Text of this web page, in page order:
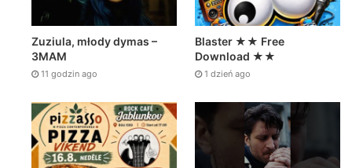
Zuziula, młody dymas –
3MAM
11 godzin ago
Blaster ★★ Free
Download ★★
1 dzień ago